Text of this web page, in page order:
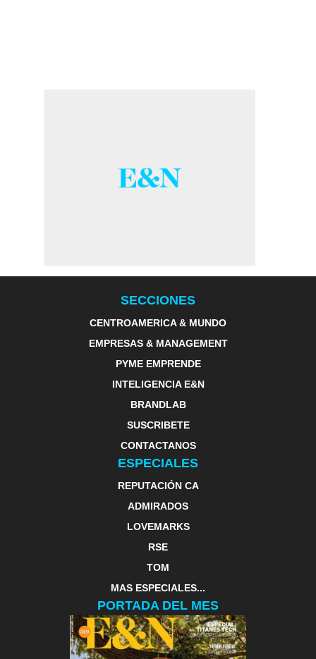
SECCIONES
CENTROAMERICA & MUNDO
EMPRESAS & MANAGEMENT
PYME EMPRENDE
INTELIGENCIA E&N
BRANDLAB
SUSCRIBETE
CONTACTANOS
ESPECIALES
REPUTACIÓN CA
ADMIRADOS
LOVEMARKS
RSE
TOM
MAS ESPECIALES...
PORTADA DEL MES